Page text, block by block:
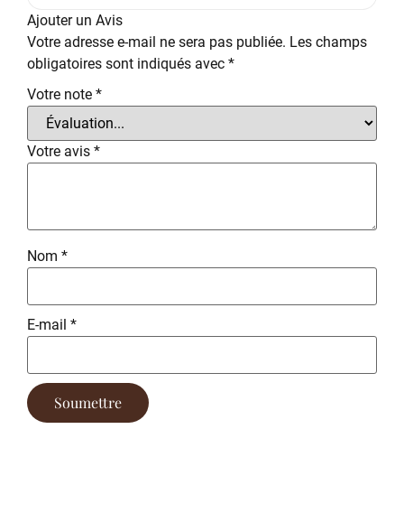
Ajouter un Avis
Votre adresse e-mail ne sera pas publiée. Les champs
obligatoires sont indiqués avec *
Votre note *
Votre avis *
Nom *
E-mail *